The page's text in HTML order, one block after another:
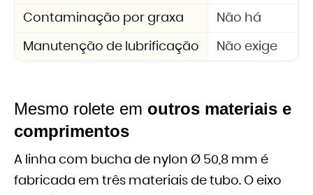
Contaminação por graxa Não há
Manutenção de lubrificação Não exige
Mesmo rolete em outros materiais e
comprimentos
A linha com bucha de nylon Ø 50,8 mm é
fabricada em três materiais de tubo. O eixo